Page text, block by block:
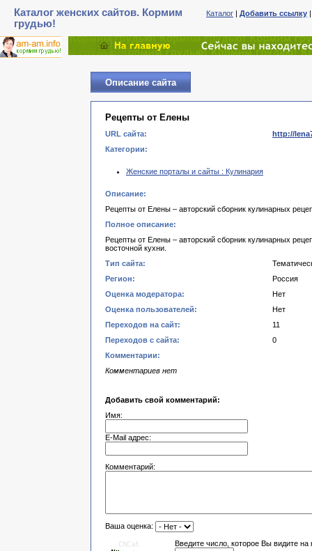
Каталог женских сайтов. Кормим
грудью!
Каталог | Добавить ссылку
Описание сайта
Рецепты от Елены
URL сайта:
http://
Категории:
Женские порталы и сайты : Кулинария
Описание:
Рецепты от Елены – авторский сборник кулинарных
Полное описание:
Рецепты от Елены – авторский сборник кулинарных
восточной кухни.
Тип сайта:
Регион:
Россия
Оценка модератора:
Нет
Оценка пользователей:
Нет
Переходов на сайт:
11
Переходов с сайта:
0
Комментарии:
Комментариев нет
Добавить свой комментарий:
Имя:
E-Mail адрес:
Комментарий:
Ваша оценка:
Введите число, которое Вы видите на